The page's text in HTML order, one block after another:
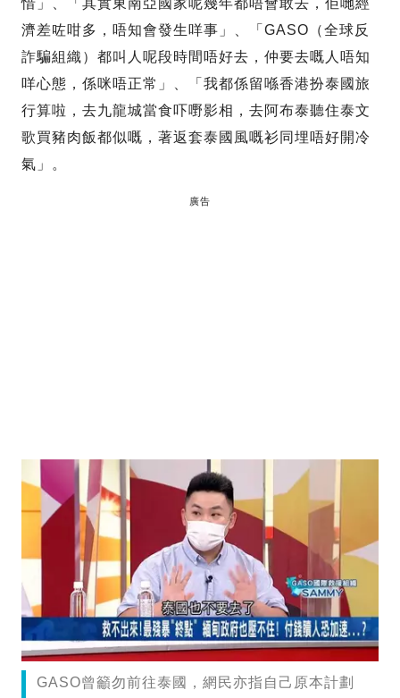
惜」、「其實東南亞國家呢幾年都唔會敢去，佢哋經
濟差咗咁多，唔知會發生咩事」、「GASO（全球反
詐騙組織）都叫人呢段時間唔好去，仲要去嘅人唔知
咩心態，係咪唔正常」、「我都係留喺香港扮泰國旅
行算啦，去九龍城當食吓嘢影相，去阿布泰聽住泰文
歌買豬肉飯都似嘅，著返套泰國風嘅衫同埋唔好開冷
氣」。
廣告
GASO曾籲勿前往泰國，網民亦指自己原本計劃